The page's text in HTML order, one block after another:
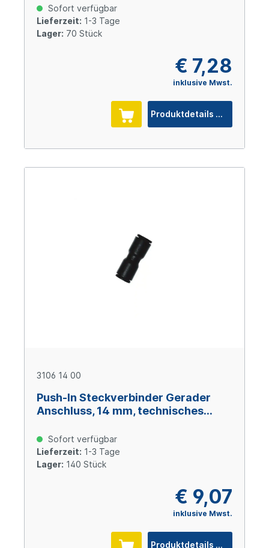
Sofort verfügbar
Lieferzeit: 1-3 Tage
Lager: 70 Stück
€ 7,28
inklusive Mwst.
Produktdetails
3106 14 00
Push-In Steckverbinder Gerader
Anschluss, 14 mm, technisches
Sofort verfügbar
Lieferzeit: 1-3 Tage
Lager: 140 Stück
€ 9,07
inklusive Mwst.
Produktdetails